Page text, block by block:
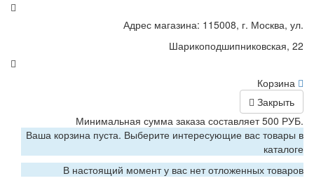
Адрес магазина: 115008, г. Москва, ул.
Шарикоподшипниковская, 22
Корзина
Закрыть
Минимальная сумма заказа составляет 500 РУБ.
Ваша корзина пуста. Выберите интересующие вас товары в
каталоге
В настоящий момент у вас нет отложенных товаров